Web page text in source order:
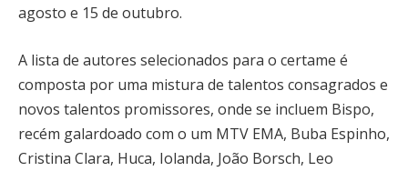
agosto e 15 de outubro.
A lista de autores selecionados para o certame é
composta por uma mistura de talentos consagrados e
novos talentos promissores, onde se incluem Bispo,
recém galardoado com o um MTV EMA, Buba Espinho,
Cristina Clara, Huca, Iolanda, João Borsch, Leo